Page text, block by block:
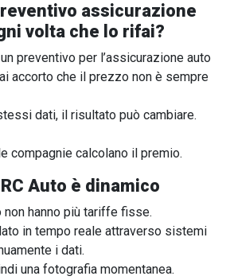
assicurazione
volta che lo rifai?
preventivo per l’assicurazione auto
accorto che il prezzo non è sempre
dati, il risultato può cambiare.
compagnie calcolano il premio.
Auto è dinamico
hanno più tariffe fisse.
in tempo reale attraverso sistemi
i dati.
una fotografia momentanea.